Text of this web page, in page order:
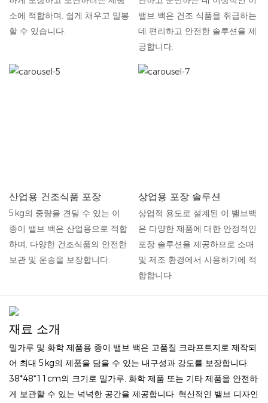
소에 적합하며, 쉽게 채우고 밀봉
할 수 있습니다.
밸브 백은 건조 식품을 취급하는
데 편리하고 안전한 솔루션을 제
공합니다.
산업용 건조식품 포장
5kg의 중량을 견딜 수 있는 이
종이 밸브 백은 산업용으로 적합
하며, 다양한 건조식품의 안전한
보관 및 운송을 보장합니다.
상업용 포장 솔루션
상업적 용도로 설계된 이 밸브백
은 다양한 제품에 대한 안정적인
포장 솔루션을 제공하므로 소매
및 제조 환경에서 사용하기에 적
합합니다.
재료 소개
밀가루 및 화학 제품용 종이 밸브 백은 고품질 크라프트지로 제작되
어 최대 5kg의 제품을 담을 수 있는 내구성과 강도를 보장합니다.
38*48*11cm의 크기로 밀가루, 화학 제품 또는 기타 제품을 안전하
게 보관할 수 있는 넉넉한 공간을 제공합니다. 혁신적인 밸브 디자인